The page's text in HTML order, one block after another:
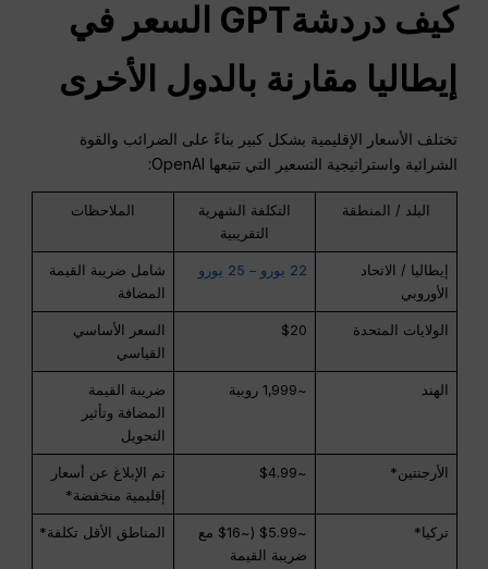
كيفدردشةGPT
السعر في
إيطاليا مقارنة بالدول الأخرى
تختلف الأسعار الإقليمية بشكل كبير بناءً على الضرائب والقوة
الشرائية واستراتيجية التسعير التي تتبعها OpenAI:
البلد / المنطقة
التكلفة الشهرية
التقريبية
الملاحظات
إيطاليا / الاتحاد
الأوروبي
22 يورو – 25 يورو
شامل ضريبة القيمة
المضافة
الولايات المتحدة $20
السعر الأساسي
القياسي
الهند ~1,999 روبية
ضريبة القيمة
المضافة وتأثير
التحويل
الأرجنتين* ~$4.99
تم الإبلاغ عن أسعار
إقليمية منخفضة*
تركيا*
~$5.99 (~$16 مع
ضريبة القيمة
المناطق الأقل تكلفة*